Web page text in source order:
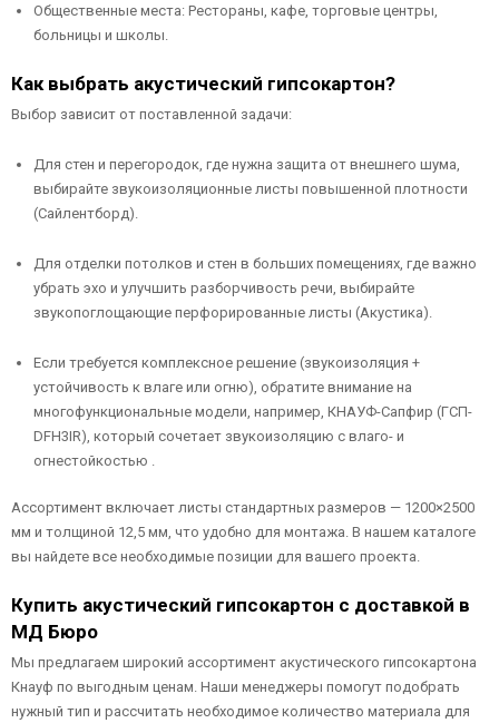
Общественные места: Рестораны, кафе, торговые центры,
больницы и школы.
Как выбрать акустический гипсокартон?
Выбор зависит от поставленной задачи:
Для стен и перегородок, где нужна защита от внешнего шума,
выбирайте звукоизоляционные листы повышенной плотности
(Сайлентборд).
Для отделки потолков и стен в больших помещениях, где важно
убрать эхо и улучшить разборчивость речи, выбирайте
звукопоглощающие перфорированные листы (Акустика).
Если требуется комплексное решение (звукоизоляция +
устойчивость к влаге или огню), обратите внимание на
многофункциональные модели, например, КНАУФ-Сапфир (ГСП-
DFH3IR), который сочетает звукоизоляцию с влаго- и
огнестойкостью .
Ассортимент включает листы стандартных размеров — 1200×2500
мм и толщиной 12,5 мм, что удобно для монтажа. В нашем каталоге
вы найдете все необходимые позиции для вашего проекта.
Купить акустический гипсокартон с доставкой в
МД Бюро
Мы предлагаем широкий ассортимент акустического гипсокартона
Кнауф по выгодным ценам. Наши менеджеры помогут подобрать
нужный тип и рассчитать необходимое количество материала для